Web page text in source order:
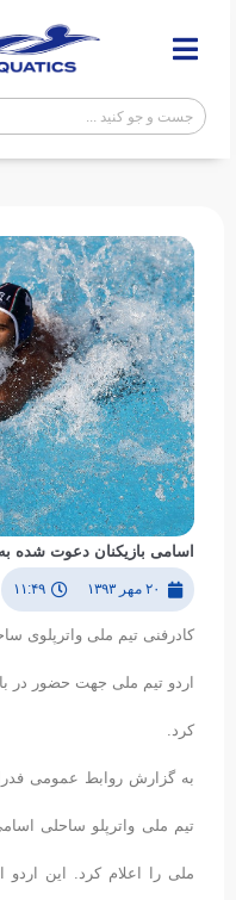
اسامی بازیکنان دعوت شده به
۲۰ مهر ۱۳۹۳ ۱۱:۴۹
کرد.
به گزارش روابط عمومی